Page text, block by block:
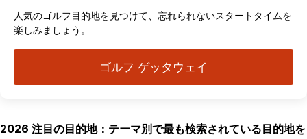
人気のゴルフ目的地を見つけて、忘れられないスタートタイムを
楽しみましょう。
ゴルフ ゲッタウェイ
2026 注目の目的地：テーマ別で最も検索されている目的地を